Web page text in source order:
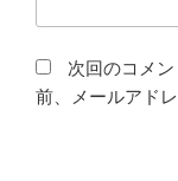
次回のコメ
前、メールアド